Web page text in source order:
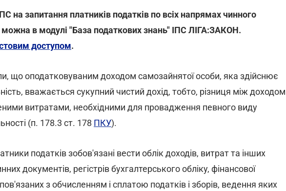
на запитання платників податків по всіх напрямах чинного
можна в модулі "База податкових знань" ІПС ЛІГА:ЗАКОН.
доступом.
що оподатковуваним доходом самозайнятої особи, яка здійснює
вважається сукупний чистий дохід, тобто, різниця між доходом
витратами, необхідними для провадження певного виду
(п. 178.3 ст. 178 ПКУ).
податків зобов'язані вести облік доходів, витрат та інших
документів, регістрів бухгалтерського обліку, фінансової
з обчисленням і сплатою податків і зборів, ведення яких